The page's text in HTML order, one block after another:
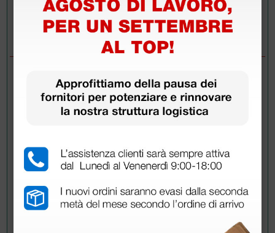
Invia la tua domanda
DOMANDE/RISPOSTE
DOMANDA
BUONGIORNO, QUALE E' LA DIFFERENZA
RISPOSTE
Doctor Shop- 28/10/2025
Buongiorno,